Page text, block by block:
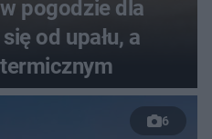
pogodzie dla
od upału, a
6